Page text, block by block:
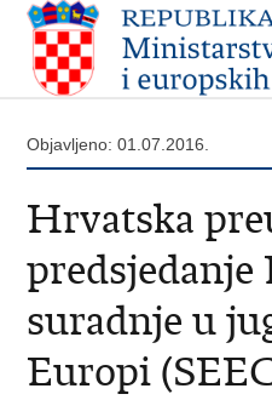
Objavljeno: 01.07.2016.
Hrvatska
predsjedanje
suradnje u
Europi